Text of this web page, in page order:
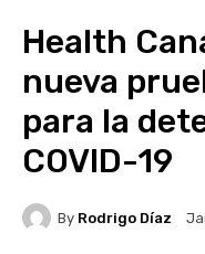
Health
nueva
para la
COVID-19
By Rodrigo Díaz